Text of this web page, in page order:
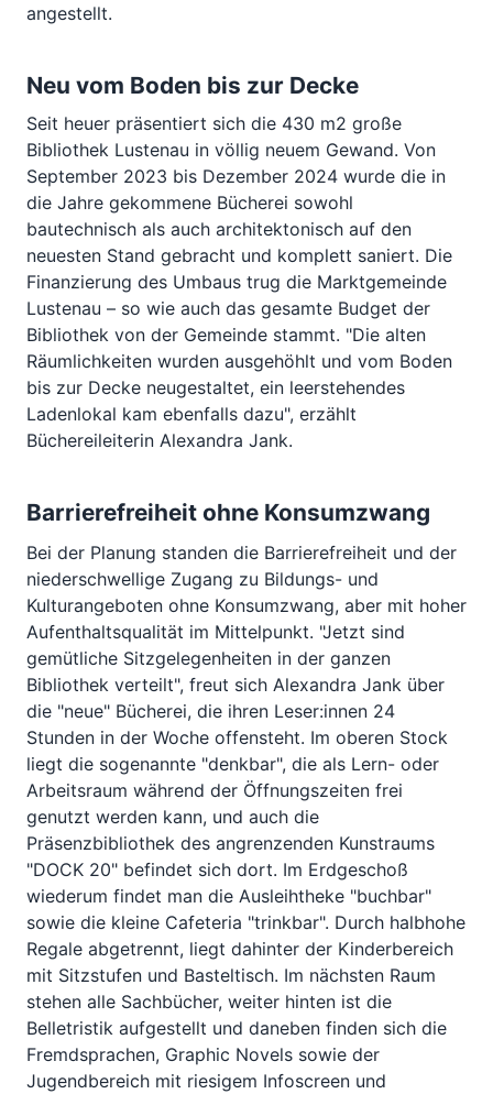
angestellt.
Neu vom Boden bis zur Decke
Seit heuer präsentiert sich die 430 m2 große
Bibliothek Lustenau in völlig neuem Gewand. Von
September 2023 bis Dezember 2024 wurde die in
die Jahre gekommene Bücherei sowohl
bautechnisch als auch architektonisch auf den
neuesten Stand gebracht und komplett saniert. Die
Finanzierung des Umbaus trug die Marktgemeinde
Lustenau – so wie auch das gesamte Budget der
Bibliothek von der Gemeinde stammt. "Die alten
Räumlichkeiten wurden ausgehöhlt und vom Boden
bis zur Decke neugestaltet, ein leerstehendes
Ladenlokal kam ebenfalls dazu", erzählt
Büchereileiterin Alexandra Jank.
Barrierefreiheit ohne Konsumzwang
Bei der Planung standen die Barrierefreiheit und der
niederschwellige Zugang zu Bildungs- und
Kulturangeboten ohne Konsumzwang, aber mit hoher
Aufenthaltsqualität im Mittelpunkt. "Jetzt sind
gemütliche Sitzgelegenheiten in der ganzen
Bibliothek verteilt", freut sich Alexandra Jank über
die "neue" Bücherei, die ihren Leser:innen 24
Stunden in der Woche offensteht. Im oberen Stock
liegt die sogenannte "denkbar", die als Lern- oder
Arbeitsraum während der Öffnungszeiten frei
genutzt werden kann, und auch die
Präsenzbibliothek des angrenzenden Kunstraums
"DOCK 20" befindet sich dort. Im Erdgeschoß
wiederum findet man die Ausleihtheke "buchbar"
sowie die kleine Cafeteria "trinkbar". Durch halbhohe
Regale abgetrennt, liegt dahinter der Kinderbereich
mit Sitzstufen und Basteltisch. Im nächsten Raum
stehen alle Sachbücher, weiter hinten ist die
Belletristik aufgestellt und daneben finden sich die
Fremdsprachen, Graphic Novels sowie der
Jugendbereich mit riesigem Infoscreen und